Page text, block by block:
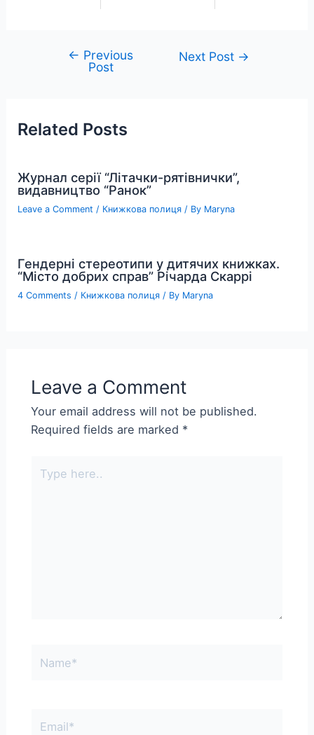
navigation
← Previous
Post
Next Post →
Related Posts
Журнал серії “Літачки-рятівнички”,
видавництво “Ранок”
Leave a Comment / Книжкова полиця / By Maryna
Гендерні стереотипи у дитячих книжках.
“Місто добрих справ” Річарда Скаррі
4 Comments / Книжкова полиця / By Maryna
Leave a Comment
Your email address will not be published.
Required fields are marked *
here..